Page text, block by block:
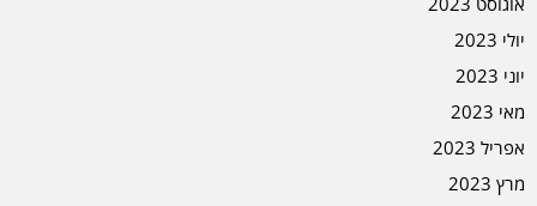
יולי 2023
יוני 2023
מאי 2023
אפריל 2023
מרץ 2023